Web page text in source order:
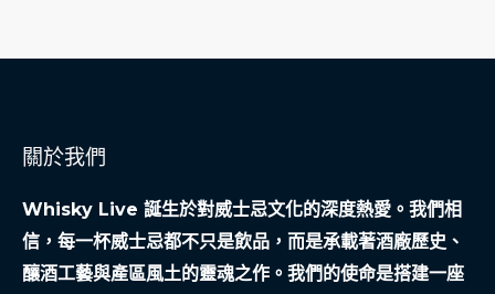
關於我們
Whisky Live 誕生於對威士忌文化的深度熱愛。我們相
信，每一杯威士忌都不只是飲品，而是承載著酒廠歷史、
釀酒工藝與產區風土的靈魂之作。我們的使命是搭建一座